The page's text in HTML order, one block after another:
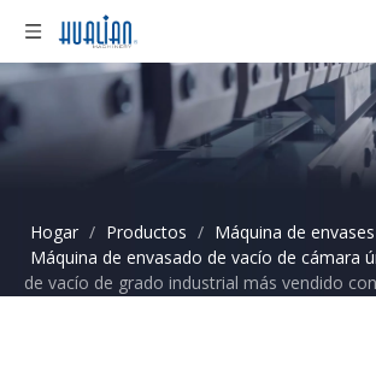
Hogar / Productos / Máquina de
Máquina de envasado de vacío de cámara
de vacío de grado industrial más vendido